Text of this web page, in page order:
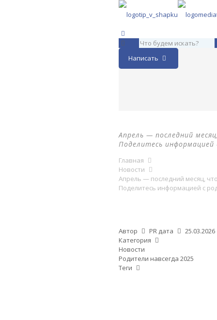
Написать
Апрель — последний
Поделитесь
Главная
Новости
Апрель — последний месяц,
Поделитесь информацией с
Автор PR дата
25.03.2026
Категория
Новости
Родители навсегда 2025
Теги